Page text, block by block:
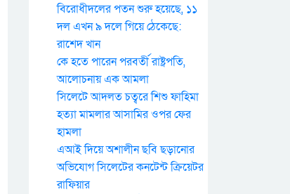
বিরোধীদলের পতন শুরু হয়েছে, ১১
দল এখন ৯ দলে গিয়ে ঠেকেছে:
রাশেদ খান
কে হতে পারেন পরবর্তী রাষ্ট্রপতি,
আলোচনায় এক আমলা
সিলেটে আদলত চত্বরে শিশু ফাহিমা
হত্যা মামলার আসামির ওপর ফের
হামলা
এআই দিয়ে অশালীন ছবি ছড়ানোর
অভিযোগ সিলেটের কনটেন্ট ক্রিয়েটর
রাফিয়ার